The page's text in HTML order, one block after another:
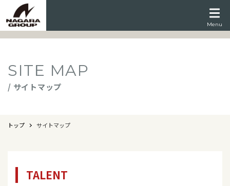
Menu
SITE MAP
/ サイトマップ
トップ サイトマップ
TALENT